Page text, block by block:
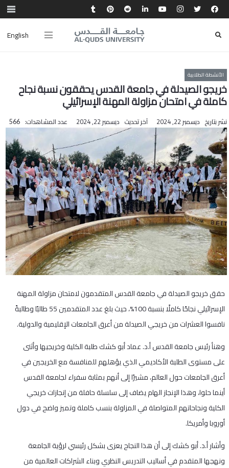
English
الأنشطة الطلابية
خريجو الصيدلة في جامعة القدس يحققون نسبة نجاح
كاملة في امتحان مزاولة المهنة الإسرائيلي
نشر بتاريخ ديسمبر 22, 2024 آخر تحديث ديسمبر 22, 2024 عدد المشاهدات: 566
حقق خريجو الصيدلة في جامعة القدس المتقدمون لامتحان مزاولة المهنة
الإسرائيلي نجاحًا كاملًا بنسبة 100%، حيث بلغ عدد المتقدمين 55 طالبًا وطالبةً
نافسوا العشرات من خريجي الصيدلة من أعرق الجامعات الإقليمية والدولية.
وهنأ رئيس جامعة القدس أ.د. عماد أبو كشك طلبة الكلية وخريجيها وأثنى
على مستوى الطلبة الأكاديمي الذي يؤهلهم للمنافسة مع الخريجين في
أعرق الجامعات حول العالم، مشيرًا إلى أنهم بمثابة سفراء لجامعة القدس
أينما حلوا، وهذا الإنجاز الهام يضاف إلى سلسلة حافلة من إنجازات خريجي
الكلية ونجاحاتهم المتواصلة في المزاولة بنسب كاملة وتميز واضح في دول
أوروبا وأمريكا.
وأشار أ.د. أبو كشك إلى أن هذا النجاح يعزى بشكل رئيسي لرؤية الجامعة
ونهجها المتقدم في أساليب التدريس النظري وبناء الشراكات العالمية من